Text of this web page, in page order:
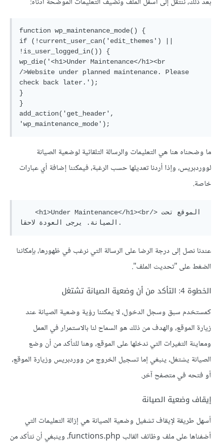
function wp_maintenance_mode() {
if (!current_user_can('edit_themes') ||
!is_user_logged_in()) {
wp_die('<h1>Under Maintenance</h1><br
/>Website under planned maintenance. Please
check back later.');
}
}
add_action('get_header',
ما وضحناه هنا هي التعليمات والرسالة التلقائية لوضعية الصيانة
لووردبريس، وإذا أردنا تعديلها حسب الرغبة، فيمكننا إضافة أي عبارات
خاصة.
عندنا نصل إلى درجة الرضا على الرسالة التي نرغب في ظهورها، بإمكاننا
الضغط على "تحديث الملف".
الخطوة 4: التأكد من أن وضعية الصيانة تشتغل
كمستخدم سبق وسجل الدخول، لا يمكننا رؤية وضعية الصيانة عند
زيارة الموقع، والهدف من ذلك هو السماح لنا بالاستمرار في العمل
ومعاينة التغيرات التي ندخلها على الموقع، وهنا للتأكد من أن وضع
الصيانة يشتغل، ينبغي إما تسجيل الخروج من ووردبريس وزيارة الموقع،
أو فتحه في متصفح آخر.
إيقاف وضعية الصيانة
أسهل طريقة لإيقاف تشغيل وضعية الصيانة هي إزالة التعليمات التي
أضفناها على ملف وظائف القالب functions.php، وينبغي أن نتأكد من